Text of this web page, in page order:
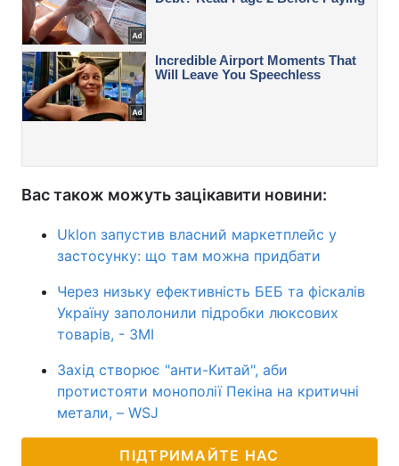
Вас також можуть зацікавити новини:
Uklon запустив власний маркетплейс у
застосунку: що там можна придбати
Через низьку ефективність БЕБ та фіскалів
Україну заполонили підробки люксових
товарів, - ЗМІ
Захід створює "анти-Китай", аби
протистояти монополії Пекіна на критичні
метали, – WSJ
ПІДТРИМАЙТЕ НАС